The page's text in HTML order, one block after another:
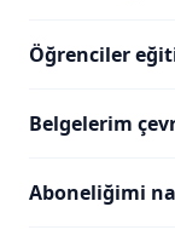
Öğrenciler
Belgelerim
Aboneliğimi